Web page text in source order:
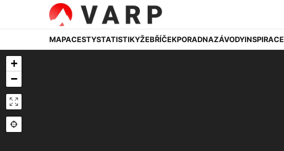
MAPACESTYSTATISTIKYŽEBŘÍČEKPORADNAZÁVODYINSPIRACE
+
−